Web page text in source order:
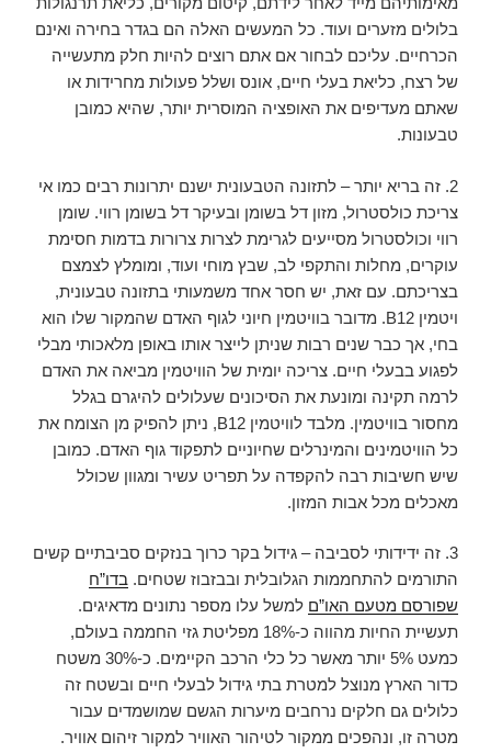
בלולים מזערים ועוד. כל המעשים האלה הם בגדר בחירה ואינם
הכרחיים. עליכם לבחור אם אתם רוצים להיות חלק מתעשייה
של רצח, כליאת בעלי חיים, אונס ושלל פעולות מחרידות או
שאתם מעדיפים את האופציה המוסרית יותר, שהיא כמובן
טבעונות.
2. זה בריא יותר – לתזונה הטבעונית ישנם יתרונות רבים כמו אי
צריכת כולסטרול, מזון דל בשומן ובעיקר דל בשומן רווי. שומן
רווי וכולסטרול מסייעים לגרימת לצרות צרורות בדמות חסימת
עוקרים, מחלות והתקפי לב, שבץ מוחי ועוד, ומומלץ לצמצם
בצריכתם. עם זאת, יש חסר אחד משמעותי בתזונה טבעונית,
ויטמין B12. מדובר בוויטמין חיוני לגוף האדם שהמקור שלו הוא
בחי, אך כבר שנים רבות שניתן לייצר אותו באופן מלאכותי מבלי
לפגוע בבעלי חיים. צריכה יומית של הוויטמין מביאה את האדם
לרמה תקינה ומונעת את הסיכונים שעלולים להיגרם בגלל
מחסור בוויטמין. מלבד לוויטמין B12, ניתן להפיק מן הצומח את
כל הוויטמינים והמינרלים שחיוניים לתפקוד גוף האדם. כמובן
שיש חשיבות רבה להקפדה על תפריט עשיר ומגוון שכולל
מאכלים מכל אבות המזון.
3. זה ידידותי לסביבה – גידול בקר כרוך בנזקים סביבתיים קשים
התורמים להתחממות הגלובלית ובבזבוז שטחים. בדו”ח
שפורסם מטעם האו”ם למשל עלו מספר נתונים מדאיגים.
תעשיית החיות מהווה כ-18% מפליטת גזי החממה בעולם,
כמעט 5% יותר מאשר כל כלי הרכב הקיימים. כ-30% משטח
כדור הארץ מנוצל למטרת בתי גידול לבעלי חיים ובשטח זה
כלולים גם חלקים נרחבים מיערות הגשם שמושמדים עבור
מטרה זו, ונהפכים ממקור לטיהור האוויר למקור זיהום אוויר.